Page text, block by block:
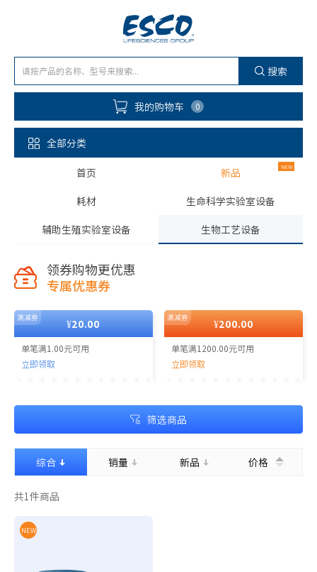
搜索
我的购物车 0
全部分类
首页 新品
耗材 生命科学实验室设备
辅助生殖实验室设备 生物工艺设备
领券购物更优惠
专属优惠券
¥20.00
单笔满1.00元可用
立即领取
¥200.00
单笔满1200.00元可用
立即领取
筛选商品
综合 销量 新品 价格
共1 件商品